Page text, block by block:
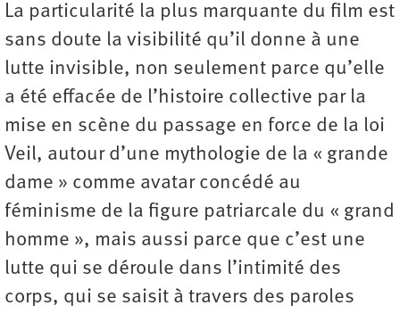
La particularité la plus marquante du film est
sans doute la visibilité qu’il donne à une
lutte invisible, non seulement parce qu’elle
a été effacée de l’histoire collective par la
mise en scène du passage en force de la loi
Veil, autour d’une mythologie de la « grande
dame » comme avatar concédé au
féminisme de la figure patriarcale du « grand
homme », mais aussi parce que c’est une
lutte qui se déroule dans l’intimité des
corps, qui se saisit à travers des paroles